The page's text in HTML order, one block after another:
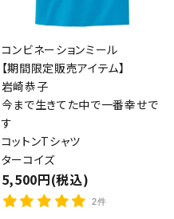
コンビネーションミール
【期間限定販売アイテム】
岩崎恭子
今まで生きてた中で一番幸せで
す
コットンTシャツ
ターコイズ
5,500円(税込)
2件